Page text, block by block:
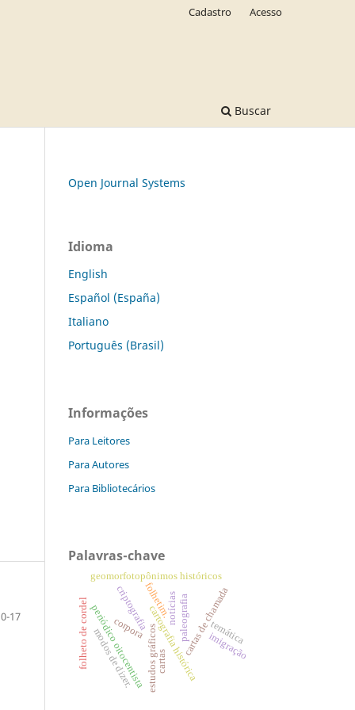
Buscar
Cadastro Acesso
17
Open Journal Systems
Idioma
English
Español (España)
Italiano
Português (Brasil)
Informações
Para Leitores
Para Autores
Para Bibliotecários
Palavras-chave
corporaestudos gráficos
periódico oitocentista notícias
folhetim.
cartografia histórica
geomorfotopônimos históricos
cartas
cartas de chamada
imigração
paleografia
criptografia
folheto de cordel temática
modos de dizer.